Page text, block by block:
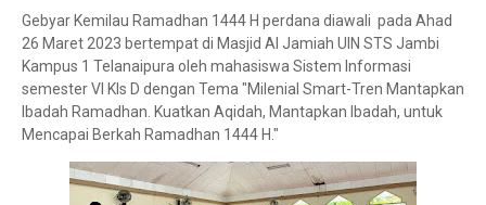
Gebyar Kemilau Ramadhan 1444 H perdana diawali pada Ahad
26 Maret 2023 bertempat di Masjid Al Jamiah UIN STS Jambi
Kampus 1 Telanaipura oleh mahasiswa Sistem Informasi
semester VI Kls D dengan Tema "Milenial Smart-Tren Mantapkan
Ibadah Ramadhan. Kuatkan Aqidah, Mantapkan Ibadah, untuk
Mencapai Berkah Ramadhan 1444 H."